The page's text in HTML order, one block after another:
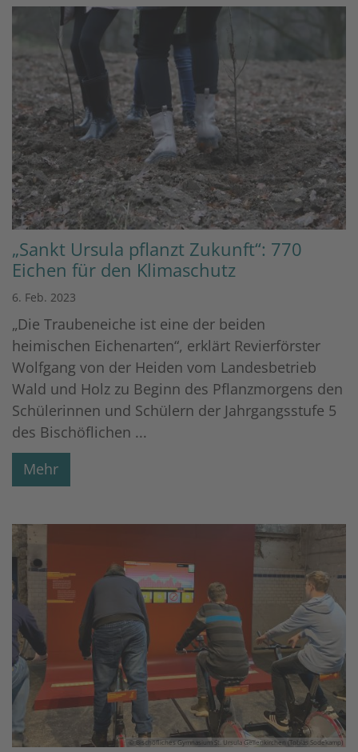
„Sankt Ursula pflanzt Zukunft“: 770
Eichen für den Klimaschutz
6. Feb. 2023
„Die Traubeneiche ist eine der beiden
heimischen Eichenarten“, erklärt Revierförster
Wolfgang von der Heiden vom Landesbetrieb
Wald und Holz zu Beginn des Pflanzmorgens den
Schülerinnen und Schülern der Jahrgangsstufe 5
des Bischöflichen ...
Mehr
© Bischöfliches Gymnasium St. Ursula Geilenkirchen (Tobias Sodekamp)